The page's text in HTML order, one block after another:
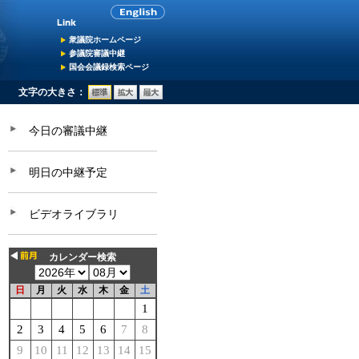
衆議院ホームページ
参議院審議中継
国会会議録検索ページ
文字の大きさ：
今日の審議中継
明日の中継予定
ビデオライブラリ
カレンダー検索
日 月 火 水 木 金 土
1
2
3 4 5 6 7
8
9
10 11 12 13 14
15